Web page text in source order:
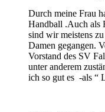
Durch meine Frau
Handball .Auch als
sind wir meistens
Damen gegangen.
Vorstand des SV
unter anderem
ich so gut es -als “